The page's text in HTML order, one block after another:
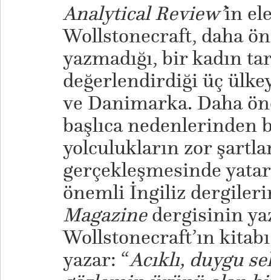
Analytical Review’in
Wollstonecraft, daha
yazmadığı, bir kadın
değerlendirdiği üç
ve Danimarka. Daha
başlıca nedenlerinden
yolculukların zor
gerçekleşmesinde
önemli İngiliz
Magazinedergisinin
Wollstonecraft’ın
yazar: “Acıklı, duygu